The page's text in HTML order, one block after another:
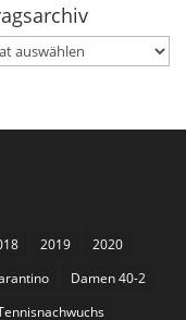
2019
2020
Damen 40-2